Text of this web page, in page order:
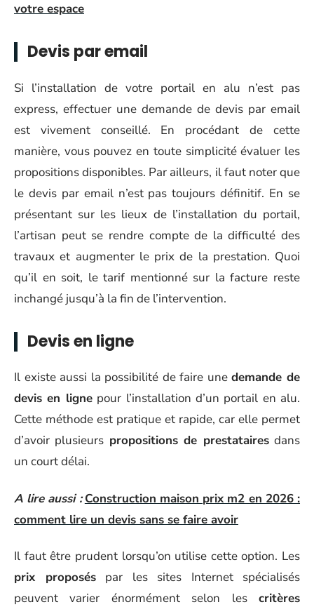
votre espace
Devis par email
Si l’installation de votre portail en alu n’est pas
express, effectuer une demande de devis par email
est vivement conseillé. En procédant de cette
manière, vous pouvez en toute simplicité évaluer les
propositions disponibles. Par ailleurs, il faut noter que
le devis par email n’est pas toujours définitif. En se
présentant sur les lieux de l’installation du portail,
l’artisan peut se rendre compte de la difficulté des
travaux et augmenter le prix de la prestation. Quoi
qu’il en soit, le tarif mentionné sur la facture reste
inchangé jusqu’à la fin de l’intervention.
Devis en ligne
Il existe aussi la possibilité de faire unedemande de
devis en lignepour l’installation d’un portail en alu.
Cette méthode est pratique et rapide, car elle permet
d’avoir plusieurs propositions de prestatairesdans
un court délai.
A lire aussi : Construction maison prix m2 en 2026 :
comment lire un devis sans se faire avoir
Il faut être prudent lorsqu’on utilise cette option. Les
prix proposéspar les sites Internet spécialisés
peuvent varier énormément selon les critères